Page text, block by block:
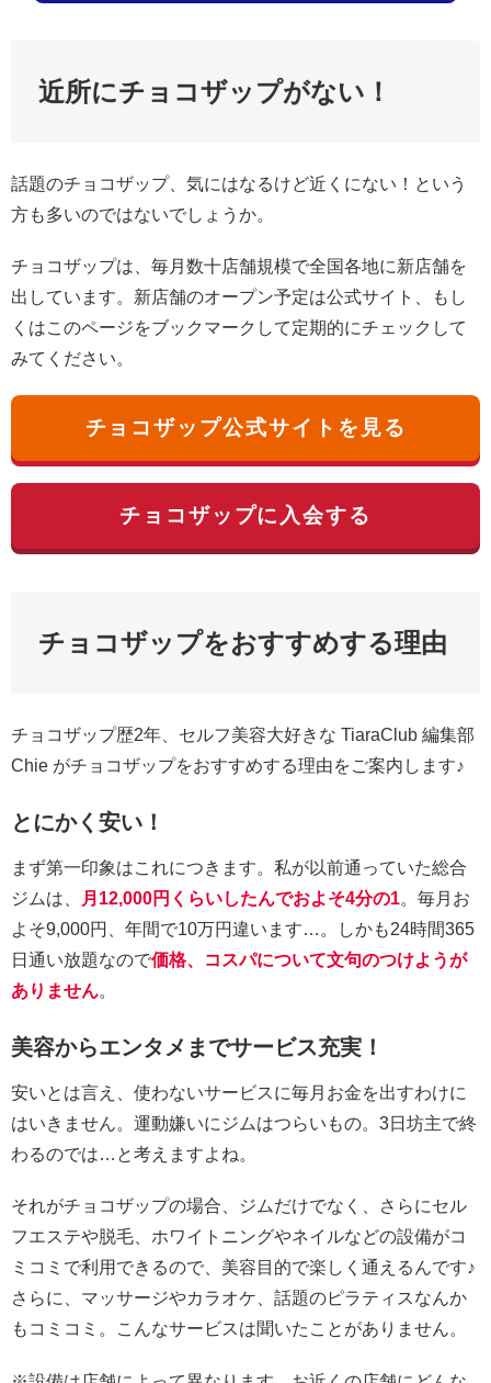
近所にチョコザップがない！
話題のチョコザップ、気にはなるけど近くにない！という
方も多いのではないでしょうか。
チョコザップは、毎月数十店舗規模で全国各地に新店舗を
出しています。新店舗のオープン予定は公式サイト、もし
くはこのページをブックマークして定期的にチェックして
みてください。
チョコザップ公式サイトを見る
チョコザップに入会する
チョコザップをおすすめする理由
チョコザップ歴2年、セルフ美容大好きな TiaraClub 編集部
Chie がチョコザップをおすすめする理由をご案内します♪
とにかく安い！
まず第一印象はこれにつきます。私が以前通っていた総合
ジムは、
月12,000円くらいしたんでおよそ4分の1。毎月お
よそ9,000円、年間で10万円違います…。しかも24時間365
日通い放題なので価格、コスパについて文句のつけようが
ありません。
美容からエンタメまでサービス充実！
安いとは言え、使わないサービスに毎月お金を出すわけに
はいきません。運動嫌いにジムはつらいもの。3日坊主で終
わるのでは…と考えますよね。
それがチョコザップの場合、ジムだけでなく、さらにセル
フエステや脱毛、ホワイトニングやネイルなどの設備がコ
ミコミで利用できるので、美容目的で楽しく通えるんです♪
さらに、マッサージやカラオケ、話題のピラティスなんか
もコミコミ。こんなサービスは聞いたことがありません。